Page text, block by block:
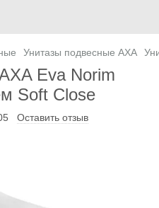
Унитазы подвесные AXA
Eva Norim
Soft Close
Оставить отзыв